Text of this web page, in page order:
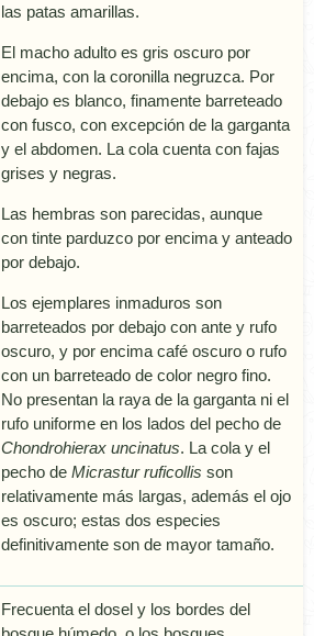
las patas amarillas.
El macho adulto es gris oscuro por
encima, con la coronilla negruzca. Por
debajo es blanco, finamente barreteado
con fusco, con excepción de la garganta
y el abdomen. La cola cuenta con fajas
grises y negras.
Las hembras son parecidas, aunque
con tinte parduzco por encima y anteado
por debajo.
Los ejemplares inmaduros son
barreteados por debajo con ante y rufo
oscuro, y por encima café oscuro o rufo
con un barreteado de color negro fino.
No presentan la raya de la garganta ni el
rufo uniforme en los lados del pecho de
Chondrohierax uncinatus. La cola y el
pecho de Micrastur ruficollis son
relativamente más largas, además el ojo
es oscuro; estas dos especies
definitivamente son de mayor tamaño.
Frecuenta el dosel y los bordes del